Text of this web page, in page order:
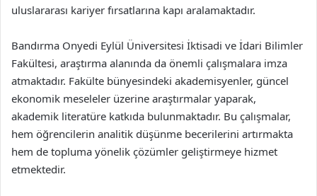
uluslararası kariyer fırsatlarına kapı aralamaktadır.
Bandırma Onyedi Eylül Üniversitesi İktisadi ve İdari Bilimler
Fakültesi, araştırma alanında da önemli çalışmalara imza
atmaktadır. Fakülte bünyesindeki akademisyenler, güncel
ekonomik meseleler üzerine araştırmalar yaparak,
akademik literatüre katkıda bulunmaktadır. Bu çalışmalar,
hem öğrencilerin analitik düşünme becerilerini artırmakta
hem de topluma yönelik çözümler geliştirmeye hizmet
etmektedir.